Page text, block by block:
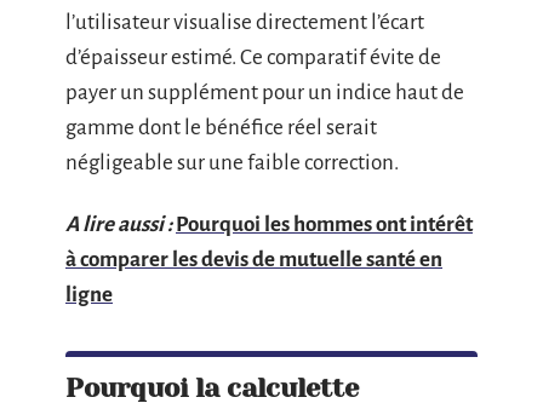
l’utilisateur visualise directement l’écart
d’épaisseur estimé. Ce comparatif évite de
payer un supplément pour un indice haut de
gamme dont le bénéfice réel serait
négligeable sur une faible correction.
A lire aussi : Pourquoi les hommes ont intérêt
à comparer les devis de mutuelle santé en
ligne
Pourquoi la calculette